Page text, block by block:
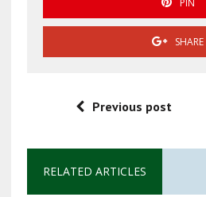
PIN
SHARE
Previous post
RELATED ARTICLES